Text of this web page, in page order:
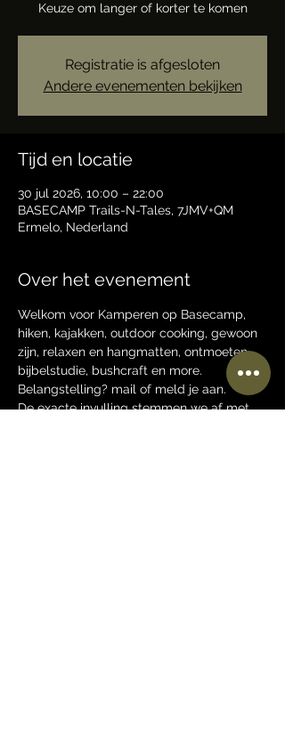
Keuze om langer of korter te komen
Registratie is afgesloten
Andere evenementen bekijken
Tijd en locatie
30 jul 2026, 10:00 – 22:00
BASECAMP Trails-N-Tales, 7JMV+QM
Ermelo, Nederland
Over het evenement
Welkom voor Kamperen op Basecamp,
hiken, kajakken, outdoor cooking, gewoon
zijn, relaxen en hangmatten, ontmoeten,
bijbelstudie, bushcraft en more.
Belangstelling? mail of meld je aan.
De exacte invulling stemmen we af met